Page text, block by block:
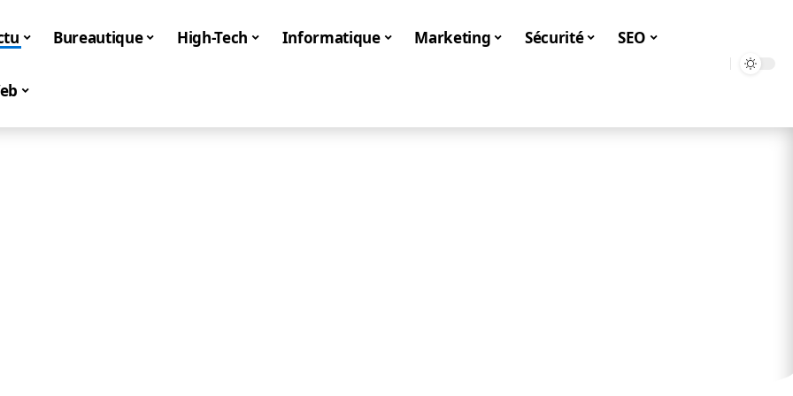
Bureautique High-Tech Informatique Marketing Sécurité SEO